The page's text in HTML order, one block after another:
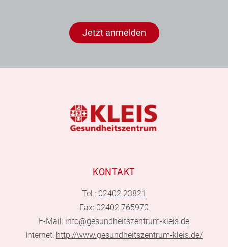
Jetzt anmelden
KONTAKT
Tel.: 02402 23821
Fax: 02402 765970
E-Mail: info@gesundheitszentrum-kleis.de
Internet: http://www.gesundheitszentrum-kleis.de/